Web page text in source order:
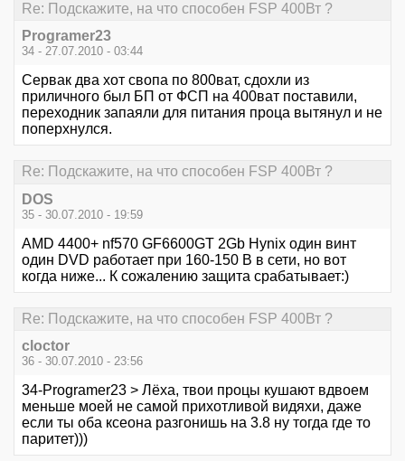
Re: Подскажите, на что способен FSP 400Вт ?
Programer23
34 - 27.07.2010 - 03:44
Сервак два хот свопа по 800ват, сдохли из
приличного был БП от ФСП на 400ват поставили,
переходник запаяли для питания проца вытянул и не
поперхнулся.
Re: Подскажите, на что способен FSP 400Вт ?
DOS
35 - 30.07.2010 - 19:59
AMD 4400+ nf570 GF6600GT 2Gb Hynix один винт
один DVD работает при 160-150 В в сети, но вот
когда ниже... К сожалению защита срабатывает:)
Re: Подскажите, на что способен FSP 400Вт ?
cloctor
36 - 30.07.2010 - 23:56
34-Programer23 > Лёха, твои процы кушают вдвоем
меньше моей не самой прихотливой видяхи, даже
если ты оба ксеона разгонишь на 3.8 ну тогда где то
паритет)))